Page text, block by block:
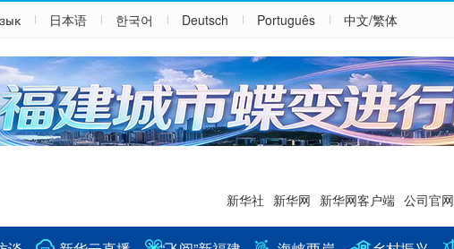
日本语 한국어 Deutsch Português 中文/繁体
新华社 新华网 新华网客户端 公司官网